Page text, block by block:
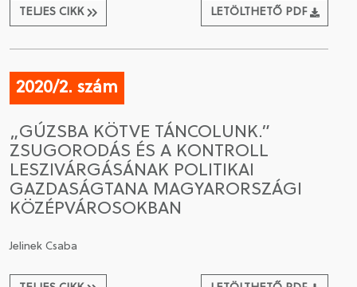
TELJES CIKK LETÖLTHETŐ PDF
2020/2. szám
„GÚZSBA KÖTVE TÁNCOLUNK.”
ZSUGORODÁS ÉS A KONTROLL
LESZIVÁRGÁSÁNAK POLITIKAI
GAZDASÁGTANA MAGYARORSZÁGI
KÖZÉPVÁROSOKBAN
Jelinek Csaba